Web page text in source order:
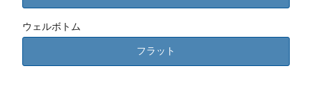
ウェルボトム
フラット